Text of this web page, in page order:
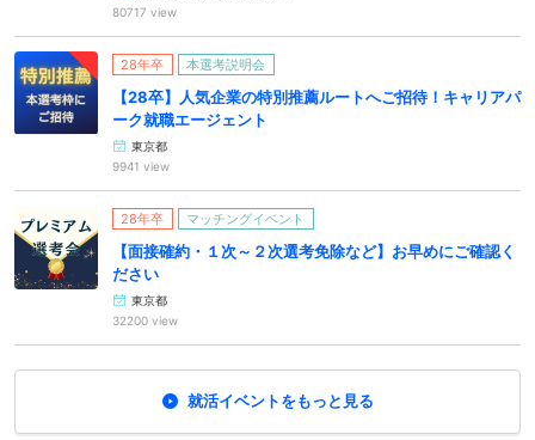
80717 view
28年卒 本選考説明会
【28卒】人気企業の特別推薦ルートへご招待！キャリアパ
ーク就職エージェント
東京都
9941 view
28年卒 マッチングイベント
【面接確約・１次～２次選考免除など】お早めにご確認く
ださい
東京都
32200 view
就活イベントをもっと見る